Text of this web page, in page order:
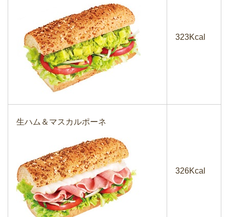
323Kcal
生ハム＆マスカルポーネ
326Kcal